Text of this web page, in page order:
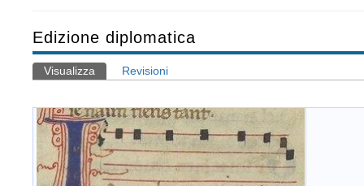
Edizione diplomatica
Schede primarie
Visualizza (scheda attiva)
Revisioni